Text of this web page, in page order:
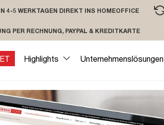
4-5 WERKTAGEN DIREKT INS HOMEOFFICE
PER DHL ODER SPEDITION
PER RECHNUNG, PAYPAL & KREDITKARTE
ÜBERTRAGUNG
Highlights Unternehmenslösungen